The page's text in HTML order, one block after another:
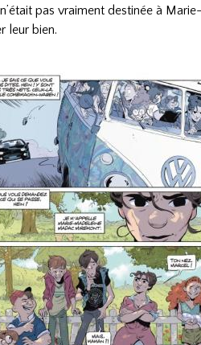
pas vraiment destinée à
leur bien.